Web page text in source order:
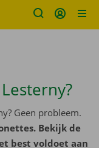
Geen probleem.
Bekijk de
best voldoet aan